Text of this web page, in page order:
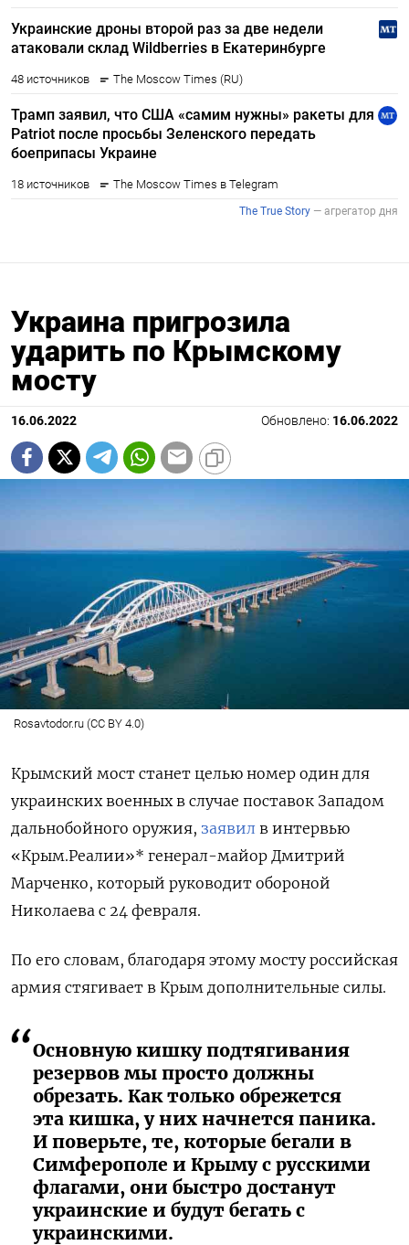
Украина пригрозила
ударить по Крымскому
мосту
16.06.2022 Обновлено: 16.06.2022
Rosavtodor.ru (CC BY 4.0)
Крымский мост станет целью номер один для
украинских военных в случае поставок Западом
дальнобойного оружия, заявил в интервью
«Крым.Реалии»* генерал-майор Дмитрий
Марченко, который руководит обороной
Николаева с 24 февраля.
По его словам, благодаря этому мосту российская
армия стягивает в Крым дополнительные силы.
Основную кишку подтягивания
резервов мы просто должны
обрезать. Как только обрежется
эта кишка, у них начнется паника.
И поверьте, те, которые бегали в
Симферополе и Крыму с русскими
флагами, они быстро достанут
украинские и будут бегать с
украинскими.